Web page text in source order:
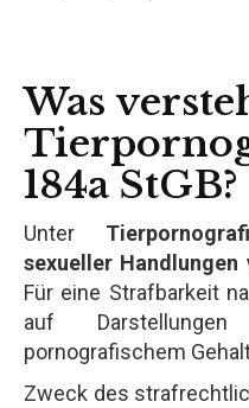
Was
184a StGB?
Unter
sexueller
Für eine Strafbarkeit
auf
pornografischem
Zweck des